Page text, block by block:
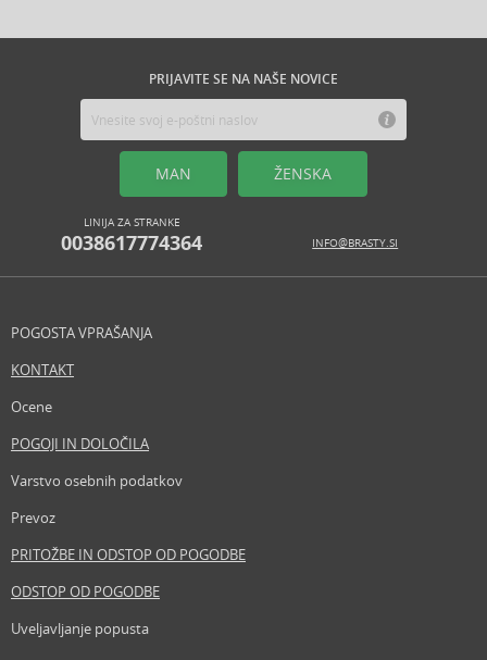
PRIJAVITE SE NA NAŠE NOVICE
MAN ŽENSKA
LINIJA ZA STRANKE
0038617774364 INFO@BRASTY.SI
POGOSTA VPRAŠANJA
KONTAKT
Ocene
POGOJI IN DOLOČILA
Varstvo osebnih podatkov
Prevoz
PRITOŽBE IN ODSTOP OD POGODBE
ODSTOP OD POGODBE
Uveljavljanje popusta